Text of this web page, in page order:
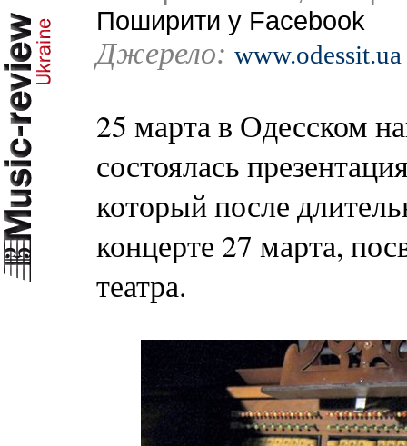
Поширити у Facebook
Джерело: www.odessit.ua
25 марта в Одесском
состоялась
который после
концерте 27 марта,
театра.